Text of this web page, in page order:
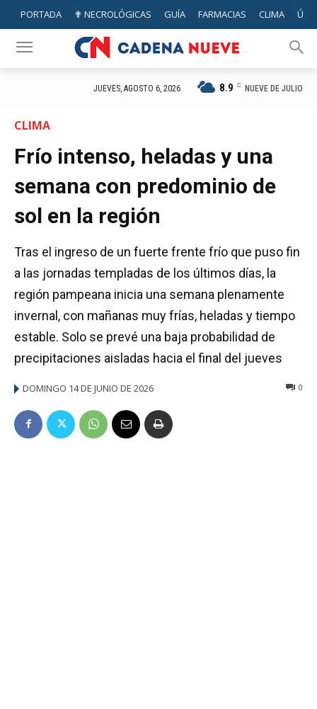
PORTADA ✟ NECROLÓGICAS GUÍA FARMACIAS CLIMA
JUEVES, AGOSTO 6, 2026 8.9 C NUEVE DE JULIO
CLIMA
Frío intenso, heladas y una
semana con predominio de
sol en la región
Tras el ingreso de un fuerte frente frío que puso fin
a las jornadas templadas de los últimos días, la
región pampeana inicia una semana plenamente
invernal, con mañanas muy frías, heladas y tiempo
estable. Solo se prevé una baja probabilidad de
precipitaciones aisladas hacia el final del jueves
DOMINGO 14 DE JUNIO DE 2026 0